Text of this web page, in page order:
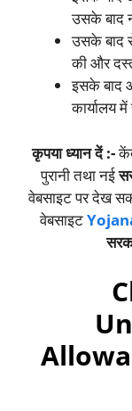
उसके बाद
उसके बाद
की और
इसके बाद
कार्यालय
कृपया ध्यान दें :-
पुरानी तथा नई
वेबसाइट पर देख
वेबसाइट